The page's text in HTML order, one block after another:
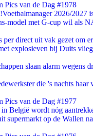
Pics van de Dag #1978
2026/2027
model met G-cup wil als
per direct uit vak gezet om
explosieven bij Duits
slaan alarm wegens
die 's nachts haar
Pics van de Dag #1977
in België wordt nóg
supermarkt op de Wallen